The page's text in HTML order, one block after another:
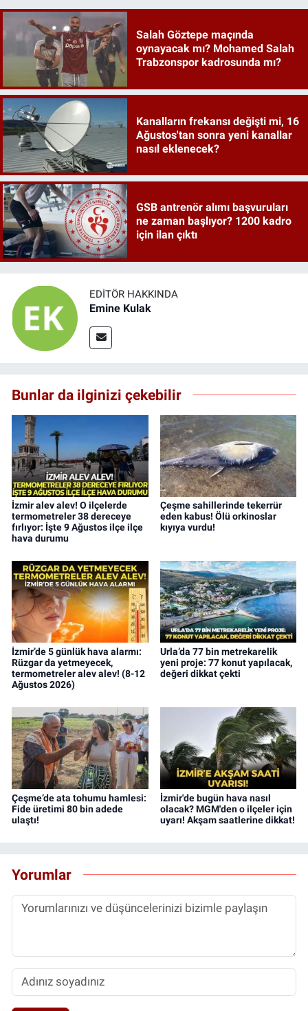
Salah Göztepe maçında
oynayacak mı? Mohamed Salah
Trabzonspor kadrosunda mı?
Kanalların frekansı değişti mi, 16
Ağustos'tan sonra yeni kanallar
nasıl eklenecek?
GSB antrenör alımı başvuruları
ne zaman başlıyor? 1200 kadro
için ilan çıktı
EDITÖR HAKKINDA
Emine Kulak
Bunlar da ilginizi çekebilir
İzmir alev alev! O ilçelerde
termometreler 38 dereceye
fırlıyor: İşte 9 Ağustos ilçe ilçe
hava durumu
Çeşme sahillerinde tekerrür
eden kabus! Ölü orkinoslar
kıyıya vurdu!
İzmir’de 5 günlük hava alarmı:
Rüzgar da yetmeyecek,
termometreler alev alev! (8-12
Ağustos 2026)
Urla’da 77 bin metrekarelik
yeni proje: 77 konut yapılacak,
değeri dikkat çekti
Çeşme’de ata tohumu hamlesi:
Fide üretimi 80 bin adede
ulaştı!
İzmir'de bugün hava nasıl
olacak? MGM'den o ilçeler için
uyarı! Akşam saatlerine dikkat!
Yorumlar